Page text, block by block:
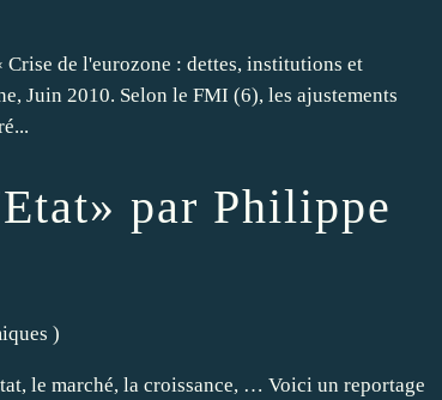
de l'eurozone : dettes, institutions et
Juin 2010. Selon le FMI (6), les ajustements
par Philippe
)
le marché, la croissance, … Voici un reportage